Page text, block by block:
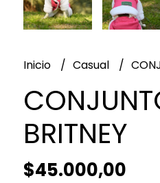
Inicio Casual
BRITNEY
$45.000,00